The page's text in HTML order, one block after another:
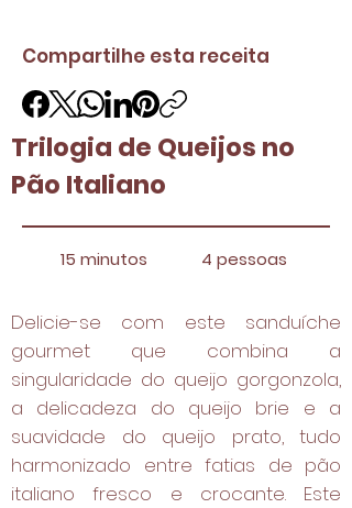
Compartilhe esta receita
Trilogia de Queijos no
Pão Italiano
15 minutos 4 pessoas
Delicie-se com este sanduíche
gourmet que combina a
singularidade do queijo gorgonzola,
a delicadeza do queijo brie e a
suavidade do queijo prato, tudo
harmonizado entre fatias de pão
italiano fresco e crocante. Este